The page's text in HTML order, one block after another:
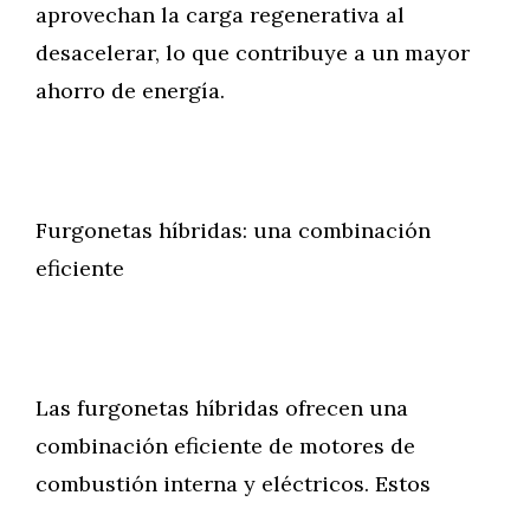
aprovechan la carga regenerativa al
desacelerar, lo que contribuye a un mayor
ahorro de energía.
Furgonetas híbridas: una combinación
eficiente
Las furgonetas híbridas ofrecen una
combinación eficiente de motores de
combustión interna y eléctricos. Estos